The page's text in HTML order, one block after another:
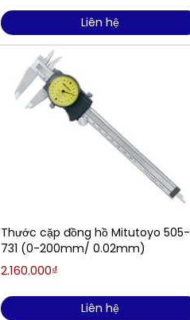
Liên hệ
Thước cặp đồng hồ Mitutoyo 505-
731 (0-200mm/ 0.02mm)
2.160.000₫
Liên hệ